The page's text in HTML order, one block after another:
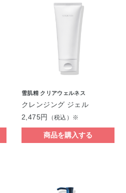
雪肌精 クリアウェルネス
クレンジング ジェル
2,475円
（税込）※
商品を購入する